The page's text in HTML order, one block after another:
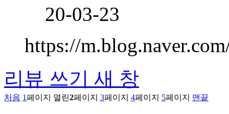
20-03-23
https://
리뷰 쓰기 새 창
처음 1페이지 열린2페이지 3페이지 4페이지 5페이지 맨끝